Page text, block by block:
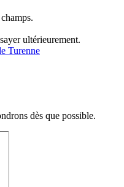
ultérieurement.
Turenne
dès que possible.